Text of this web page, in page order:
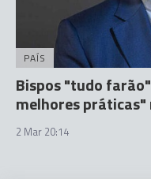
PAÍS
Bispos "tudo
melhores
2 Mar 20:14